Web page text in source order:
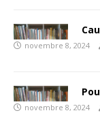
novembre 8, 2024
novembre 8, 2024